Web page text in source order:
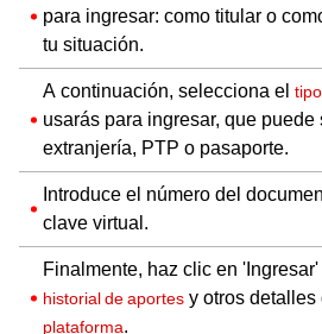
para ingresar: como titular o
tu situación.
A continuación, selecciona el
usarás para ingresar, que puede
extranjería, PTP o pasaporte.
Introduce el número del
clave virtual.
Finalmente, haz clic en
historial de aportes y otros
plataforma.